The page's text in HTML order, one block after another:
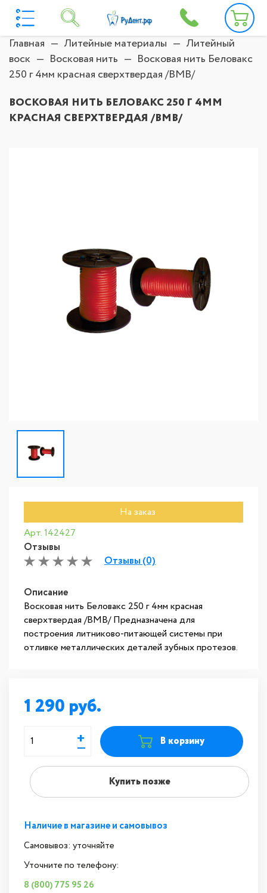
Главная Литейные материалы
Литейный
воск
Восковая нить
Восковая нить Беловакс
250 г 4мм красная сверхтвердая /ВМВ/
ВОСКОВАЯ НИТЬ БЕЛОВАКС 250 Г 4ММ
КРАСНАЯ СВЕРХТВЕРДАЯ /ВМВ/
На заказ
Арт. 142427
Отзывы
Отзывы (0)
Описание
Восковая нить Беловакс 250 г 4мм красная
сверхтвердая /ВМВ/ Предназначена для
построения литниково-питающей системы при
отливке металлических деталей зубных протезов.
1 290
+
— В корзину
Купить позже
Наличие в магазине и самовывоз
Самовывоз: уточняйте
Уточните по телефону:
8 (800) 775 95 26